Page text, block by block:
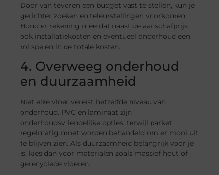
Door van tevoren een budget vast te stellen, kun je
gerichter zoeken en teleurstellingen voorkomen.
Houd er rekening mee dat naast de aanschafprijs
ook installatiekosten en eventueel onderhoud een
rol spelen in de totale kosten.
4. Overweeg onderhoud
en duurzaamheid
Niet elke vloer vereist hetzelfde niveau van
onderhoud. PVC en laminaat zijn
onderhoudsvriendelijke opties, terwijl parket
regelmatig moet worden behandeld om er mooi uit
te blijven zien. Als duurzaamheid belangrijk voor je
is, kies dan voor materialen zoals massief hout of
gerecyclede vloeren.